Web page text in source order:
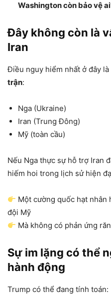
Washington còn bảo vệ
Đây không còn là
Iran
Điều nguy hiểm nhất ở đây là
trận:
Nga (Ukraine)
Iran (Trung Đông)
Mỹ (toàn cầu)
Nếu Nga thực sự hỗ trợ Iran
hiếm hoi trong lịch sử hiện
Một cường quốc hạt nhân
đội Mỹ
Mà không có phản ứng
Sự im lặng có thể
hành động
Trump có thể đang tính toán: